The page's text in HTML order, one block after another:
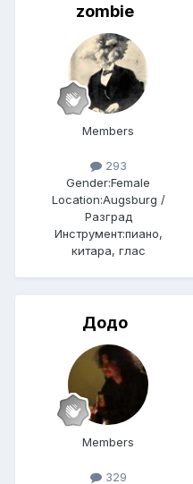
zombie
Members
293
Gender:Female
Location:Augsburg /
Разград
Инструмент:пиано,
китара, глас
Додо
Members
329